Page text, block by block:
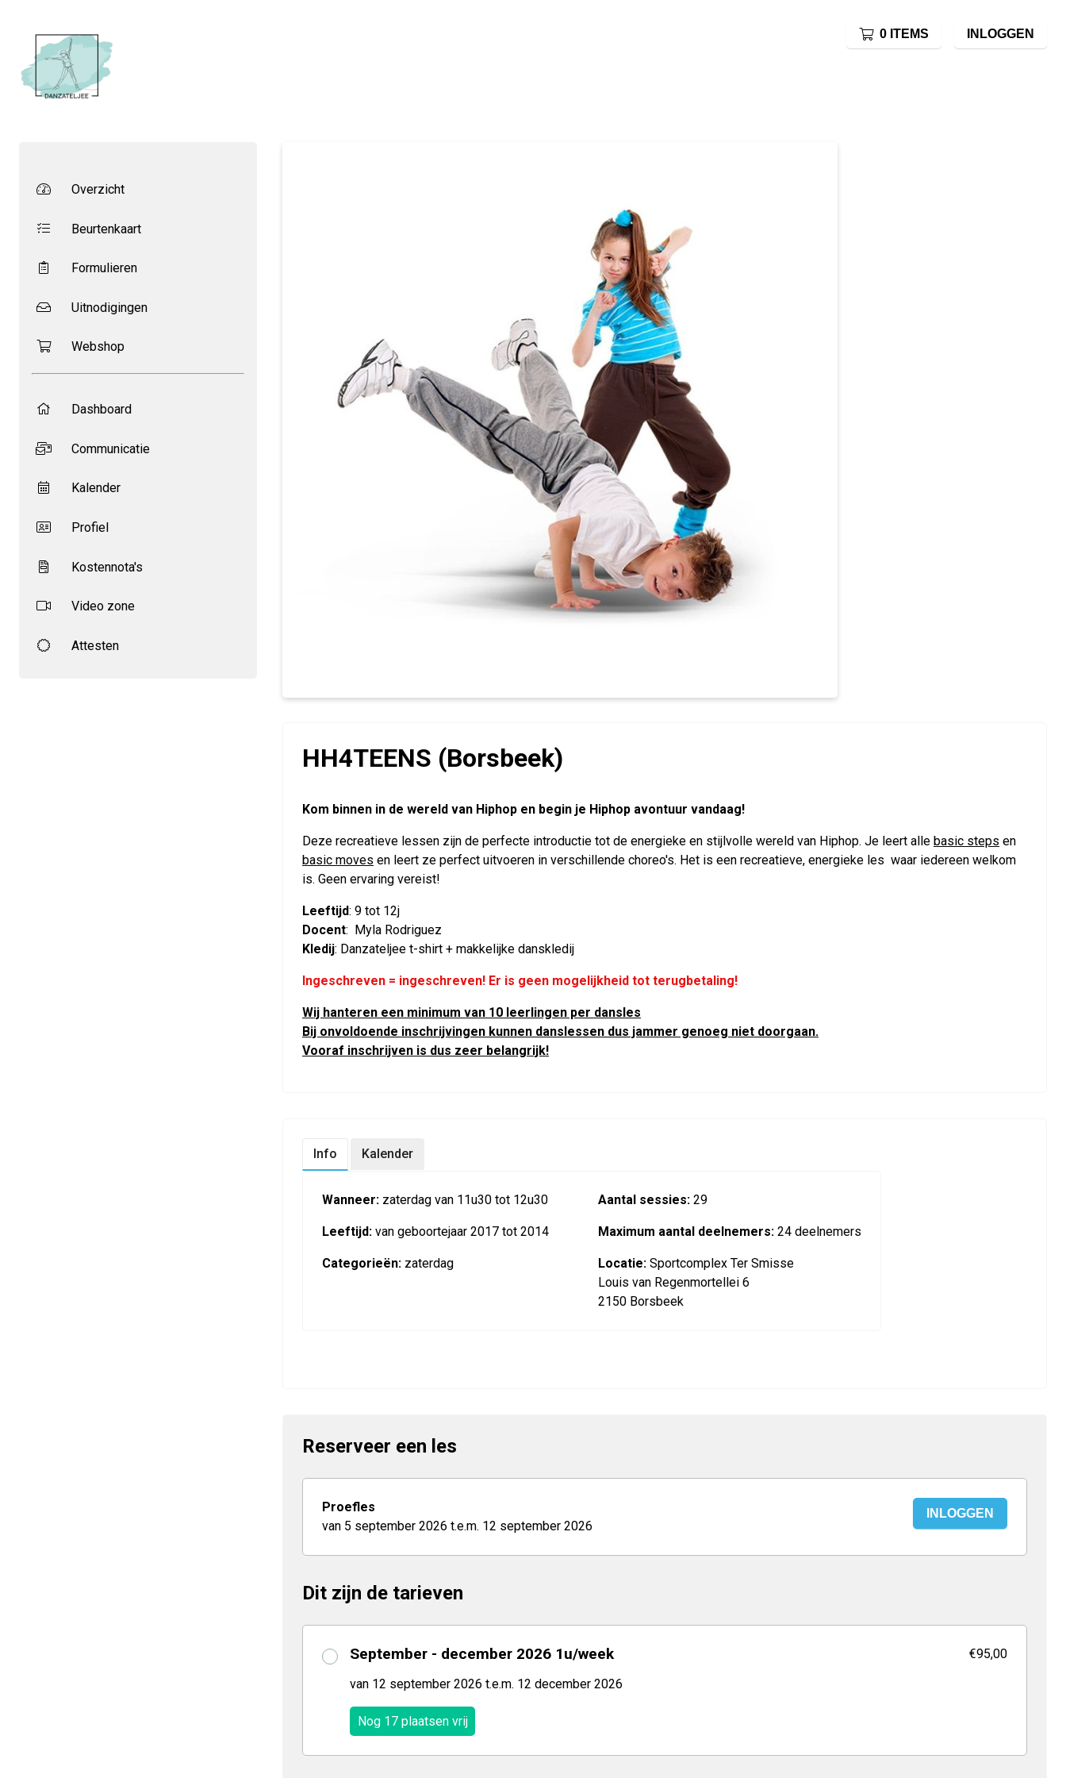
0 ITEMS INLOGGEN
Overzicht
Beurtenkaart
Formulieren
Uitnodigingen
Webshop
Dashboard
Communicatie
Kalender
Profiel
Kostennota's
Video zone
Attesten
HH4TEENS (Borsbeek)
Kom binnen in de wereld van Hiphop en begin je Hiphop avontuur vandaag!
Deze recreatieve lessen zijn de perfecte introductie tot de energieke en stijlvolle wereld van Hiphop. Je leert alle basic steps en
basic moves en leert ze perfect uitvoeren in verschillende choreo's. Het is een recreatieve, energieke les waar iedereen welkom
is. Geen ervaring vereist!
Leeftijd: 9 tot 12j
Docent: Myla Rodriguez
Kledij: Danzateljee t-shirt + makkelijke danskledij
Ingeschreven = ingeschreven! Er is geen mogelijkheid tot terugbetaling!
Wij hanteren een minimum van 10 leerlingen per dansles
Bij onvoldoende inschrijvingen kunnen danslessen dus jammer genoeg niet doorgaan.
Vooraf inschrijven is dus zeer belangrijk!
Info Kalender
Wanneer: zaterdag van 11u30 tot 12u30 Aantal sessies: 29
Leeftijd: van geboortejaar 2017 tot 2014 Maximum aantal deelnemers: 24 deelnemers
Categorieën: zaterdag Locatie: Sportcomplex Ter Smisse
Louis van Regenmortellei 6
2150 Borsbeek
Reserveer een les
Proefles
van 5 september 2026 t.e.m. 12 september 2026
INLOGGEN
Dit zijn de tarieven
September - december 2026 1u/week
van 12 september 2026 t.e.m. 12 december 2026
Nog 17 plaatsen vrij
€95,00